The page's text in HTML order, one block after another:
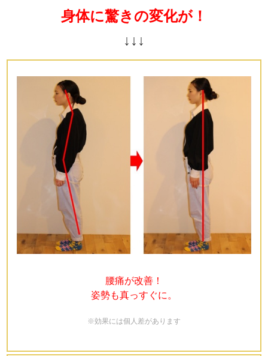
身体に驚きの変化が！
↓↓↓
腰痛が改善！
姿勢も真っすぐに。
※効果には個人差があります